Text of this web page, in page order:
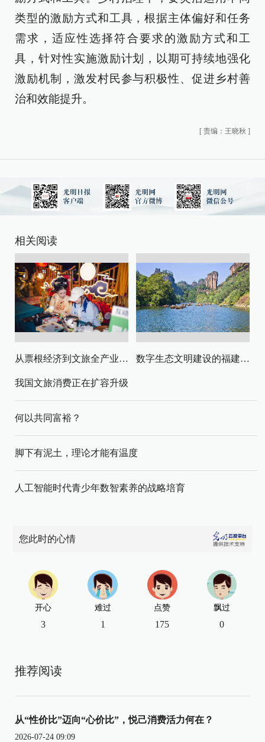
类型的激励方式和工具，根据主体偏好和任务
需求，适应性选择符合要求的激励方式和工
具，针对性实施激励计划，以期可持续地强化
激励机制，激发村民参与积极性、促进乡村善
治和效能提升。
[ 责编：王晓秋 ]
相关阅读
从票根经济到文旅全产业链升级 数字生态文明建设的福建路径与启示
我国文旅消费正在扩容升级
何以共同富裕？
脚下有泥土，理论才能有温度
人工智能时代青少年数智素养的战略培育
您此时的心情
开心
3
难过
1
点赞
175
飘过
0
推荐阅读
从“性价比”迈向“心价比”，悦己消费活力何在？
2026-07-24 09:09